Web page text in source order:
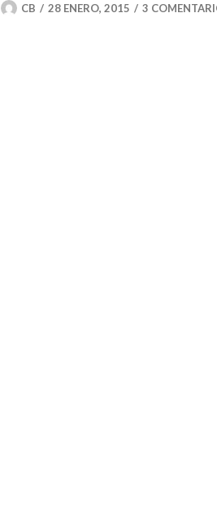
CB 28 ENERO, 2015 3